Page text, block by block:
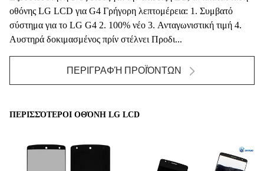
οθόνης LG LCD για G4 Γρήγορη λεπτομέρεια: 1. Συμβατό
σύστημα για το LG G4 2. 100% νέο 3. Ανταγωνιστική τιμή 4.
Αυστηρά δοκιμασμένος πρίν στέλνει Προδι...
ΠΕΡΙΓΡΑΦΉ ΠΡΟΪΌΝΤΩΝ
ΠΕΡΙΣΣΌΤΕΡΟΙ ΟΘΌΝΗ LG LCD